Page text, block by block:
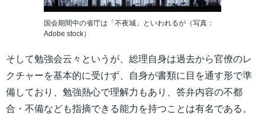
国会期間中の省庁は「不夜城」といわれるが（写真：
Adobe stock）
そして勉強会云々というが、総理自身は過去から官僚のレ
クチャーを基本的に受けず、自身が書類に目を通す形で準
備しており、勉強熱心で理解力もあり、答弁内容の不都
合・不備なども指摘できる能力を持つことは有名である。